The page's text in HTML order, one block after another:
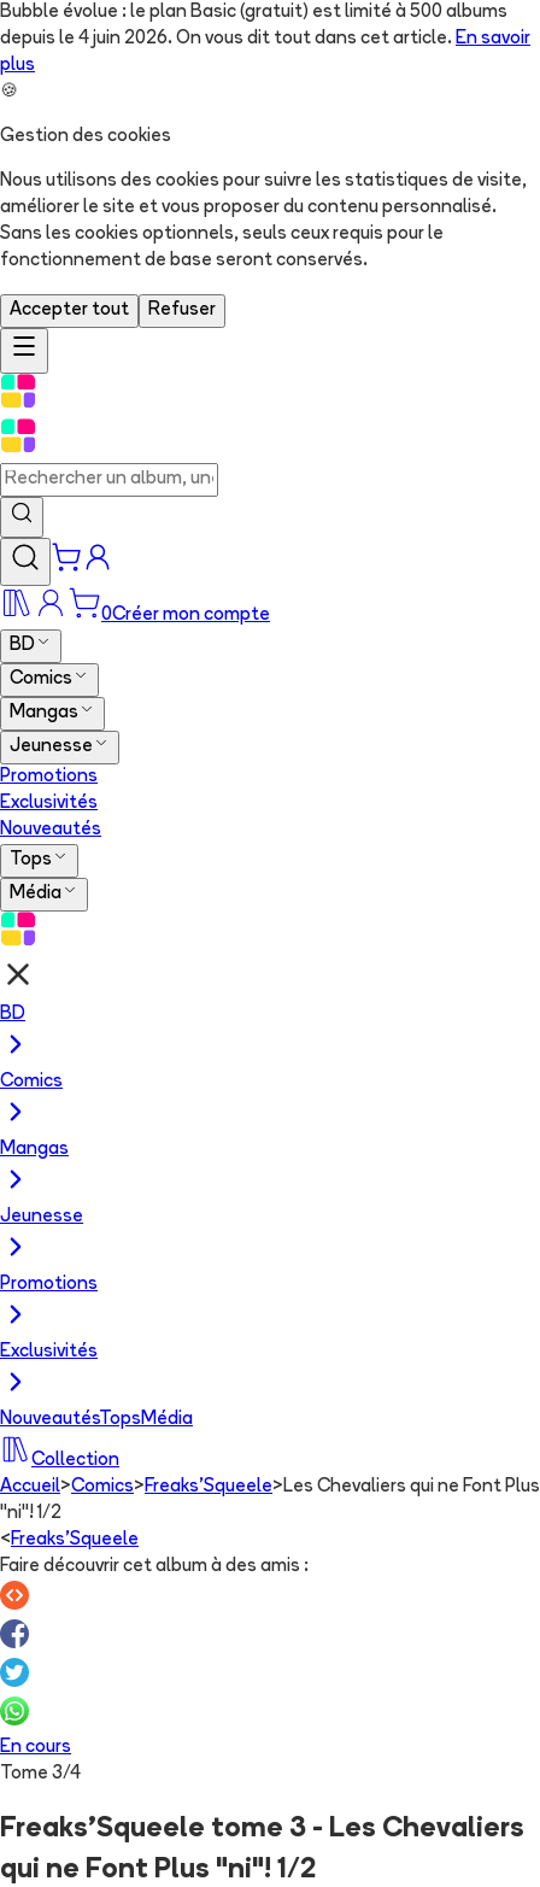
Bubble évolue : le plan Basic (gratuit) est limité à 500 albums
depuis le 4 juin 2026. On vous dit tout dans cet article. En savoir
plus
🍪
Gestion des cookies
Nous utilisons des cookies pour suivre les statistiques de visite,
améliorer le site et vous proposer du contenu personnalisé.
Sans les cookies optionnels, seuls ceux requis pour le
fonctionnement de base seront conservés.
Accepter tout Refuser
0Créer mon compte
BD
Comics
Mangas
Jeunesse
Promotions
Exclusivités
Nouveautés
Tops
Média
BD
Comics
Mangas
Jeunesse
Promotions
Exclusivités
NouveautésTops Média
Collection
Accueil>Comics> Freaks'Squeele> Les Chevaliers qui ne Font Plus
"ni"! 1/2
< Freaks'Squeele
Faire découvrir cet album à des amis :
En cours
Tome 3/4
Freaks'Squeele tome 3 - Les Chevaliers
qui ne Font Plus "ni"! 1/2